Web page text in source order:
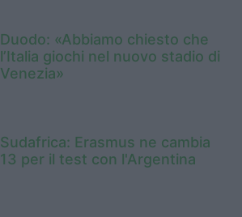
Duodo: «Abbiamo chiesto che
l’Italia giochi nel nuovo stadio di
Venezia»
Sudafrica: Erasmus ne cambia
13 per il test con l'Argentina